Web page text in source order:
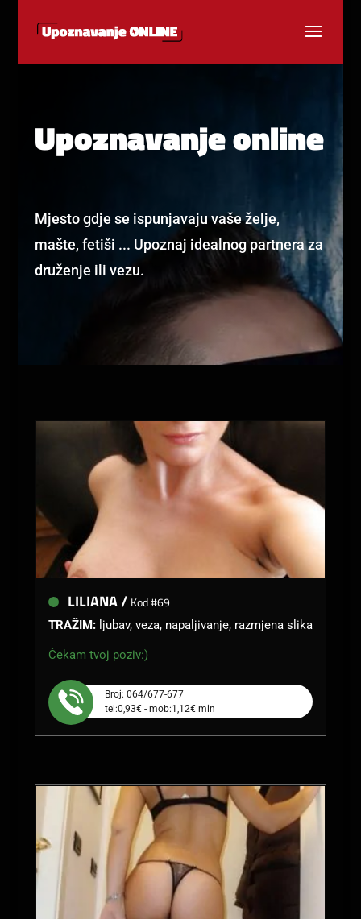
Upoznavanje online
Mjesto gdje se ispunjavaju vaše želje,
mašte, fetiši ... Upoznaj idealnog partnera za
druženje ili vezu.
LILIANA / Kod #69
TRAŽIM: ljubav, veza, napaljivanje, razmjena slika
Čekam tvoj poziv:)
Broj: 064/677-677
tel:0,93€ - mob:1,12€ min